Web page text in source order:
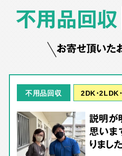
不用品回収
お寄せ頂いた
不用品回収 2DK･2LDK
説明が
思いま
りました